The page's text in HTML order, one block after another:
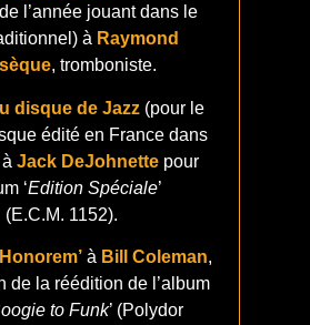
l’année jouant dans le
à Raymond
, tromboniste.
disque de Jazz(pour le
édité en France dans
Jack DeJohnettepour
‘Edition Spéciale’
(E.C.M. 1152).
à Bill Coleman,
de la réédition de l’album
to Funk’ (Polydor